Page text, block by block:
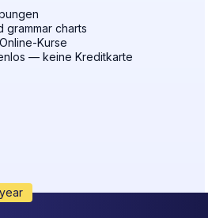
grammar charts
Kurse
— keine Kreditkarte